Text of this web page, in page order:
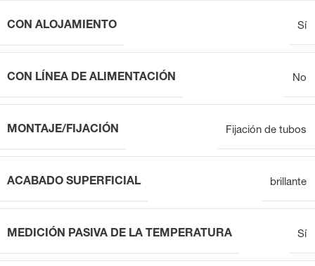
CON ALOJAMIENTO Sí
CON LÍNEA DE ALIMENTACIÓN No
MONTAJE/FIJACIÓN Fijación de tubos
ACABADO SUPERFICIAL brillante
MEDICIÓN PASIVA DE LA TEMPERATURA Sí